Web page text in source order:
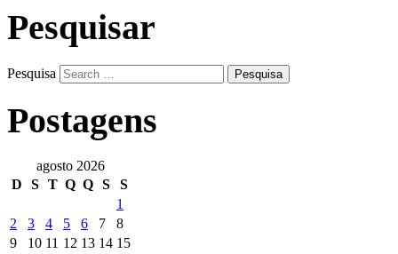
Pesquisar
Pesquisa
Postagens
agosto 2026
D
S T Q Q S
S
1
2
3 4 5 6 7
8
9
10 11 12 13 14 15